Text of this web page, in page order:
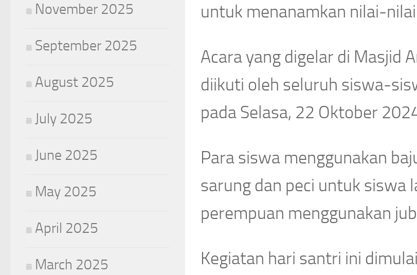
untuk menanamkan nilai-
Acara yang digelar di Masjid
diikuti oleh seluruh siswa-
pada Selasa, 22 Oktober
Para siswa menggunakan
sarung dan peci untuk siswa
perempuan menggunakan
Kegiatan hari santri ini
November 2025
September 2025
August 2025
July 2025
June 2025
May 2025
April 2025
March 2025